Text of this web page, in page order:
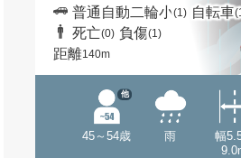
普通自動二輪小(1) 自転車
死亡(0) 負傷(1)
距離140m
45～54歳
他
雨
幅